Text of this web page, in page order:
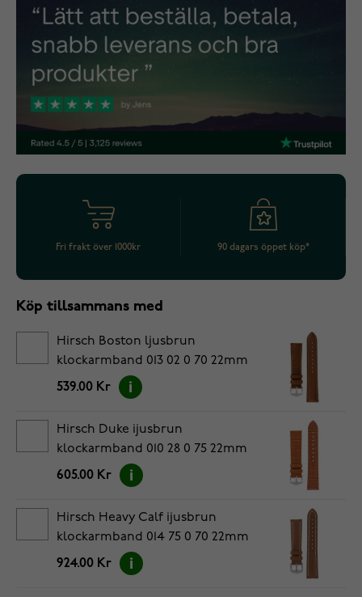
Fri frakt över 1000kr 90 dagars öppet köp*
Köp tillsammans med
Hirsch Boston ljusbrun
klockarmband 013 02 0 70 22mm
539.00 Kr
Hirsch Duke ijusbrun
klockarmband 010 28 0 75 22mm
605.00 Kr
Hirsch Heavy Calf ijusbrun
klockarmband 014 75 0 70 22mm
924.00 Kr